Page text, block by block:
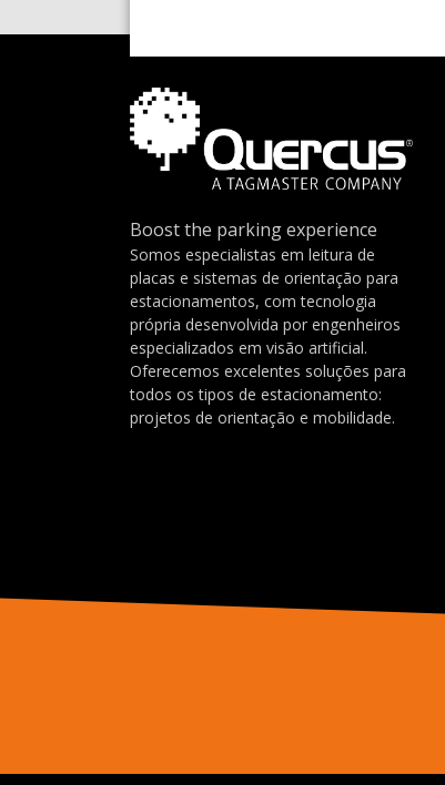
Boost the parking experience
Somos especialistas em leitura de
placas e sistemas de orientação para
estacionamentos, com tecnologia
própria desenvolvida por engenheiros
especializados em visão artificial.
Oferecemos excelentes soluções para
todos os tipos de estacionamento:
projetos de orientação e mobilidade.